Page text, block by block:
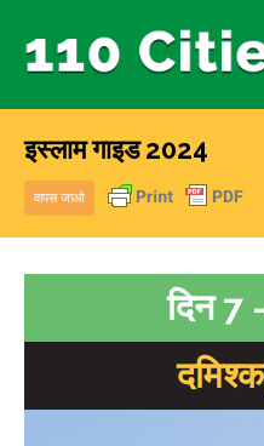
इस्लाम गाइड 2024
वापस जाओ
दिन 7